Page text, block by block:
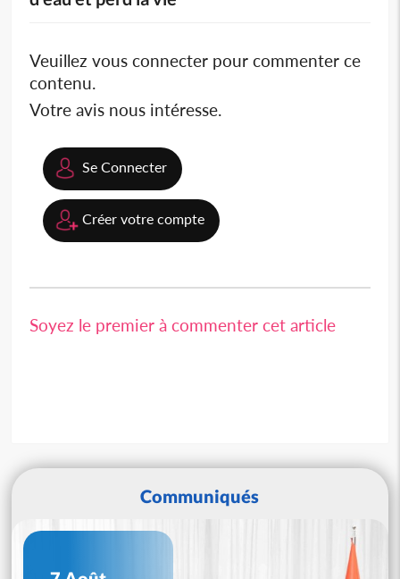
Veuillez vous connecter pour commenter ce
contenu.
Votre avis nous intéresse.
Se Connecter
Créer votre compte
Soyez le premier à commenter cet article
Communiqués